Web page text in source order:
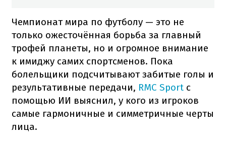
Чемпионат мира по футболу — это не
только ожесточённая борьба за главный
трофей планеты, но и огромное внимание
к имиджу самих спортсменов. Пока
болельщики подсчитывают забитые голы и
результативные передачи, RMC Sport с
помощью ИИ выяснил, у кого из игроков
самые гармоничные и симметричные черты
лица.